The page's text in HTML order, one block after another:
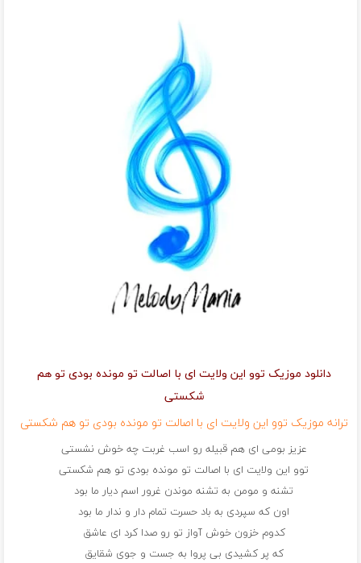
دانلود موزیک توو این ولایت ای با اصالت تو مونده بودی تو هم
شکستی
ترانه موزیک توو این ولایت ای با اصالت تو مونده بودی تو هم شکستی
عزیز بومی ای هم قبیله رو اسب غربت چه خوش نشستی
توو این ولایت ای با اصالت تو مونده بودی تو هم شکستی
تشنه و مومن به تشنه موندن غرور اسم دیار ما بود
اون که سپردی به باد حسرت تمام دار و ندار ما بود
کدوم خزون خوش آواز تو رو صدا کرد ای عاشق
که پر کشیدی بی پروا به جست و جوی شقایق